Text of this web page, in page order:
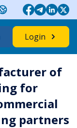
Login
of
for
partners